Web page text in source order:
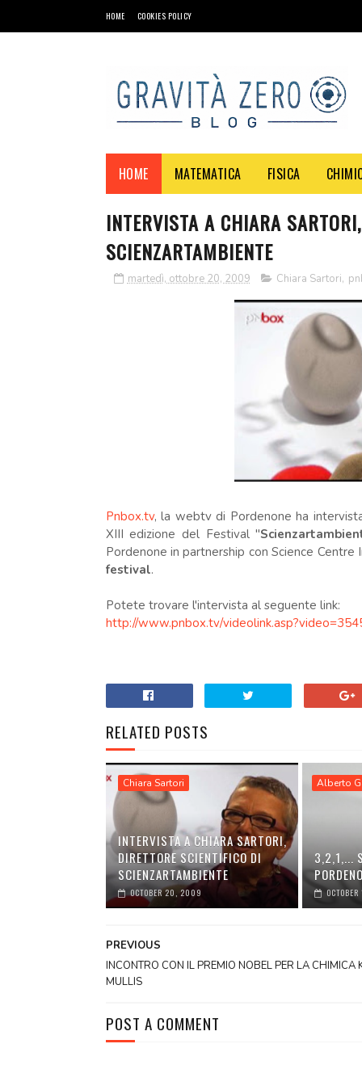
HOME COOKIES POLICY
HOME MATEMATICA FISICA
INTERVISTA A CHIARA
SCIENZARTAMBIENTE
martedì, ottobre 20, 2009 Chiara Sartori,
Pnbox.tv, la webtv di Pordenone ha
XIII edizione del Festival "
Pordenone in partnership con Science Centre
festival.
Potete trovare l'intervista al seguente link:
http://www.pnbox.tv/
RELATED POSTS
Chiara Sartori
INTERVISTA A CHIARA SARTORI,
DIRETTORE SCIENTIFICO DI
SCIENZARTAMBIENTE
OCTOBER 20, 2009
Alberto
3,2,1,...
PREVIOUS
INCONTRO CON IL PREMIO NOBEL PER LA CHIMICA
MULLIS
POST A COMMENT